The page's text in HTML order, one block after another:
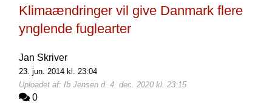
Klimaændringer vil give Danmark flere
ynglende fuglearter
Jan Skriver
23. jun. 2014 kl. 23:04
Uploadet af: Ib Jensen d. 4. dec. 2020 kl. 23:15
0